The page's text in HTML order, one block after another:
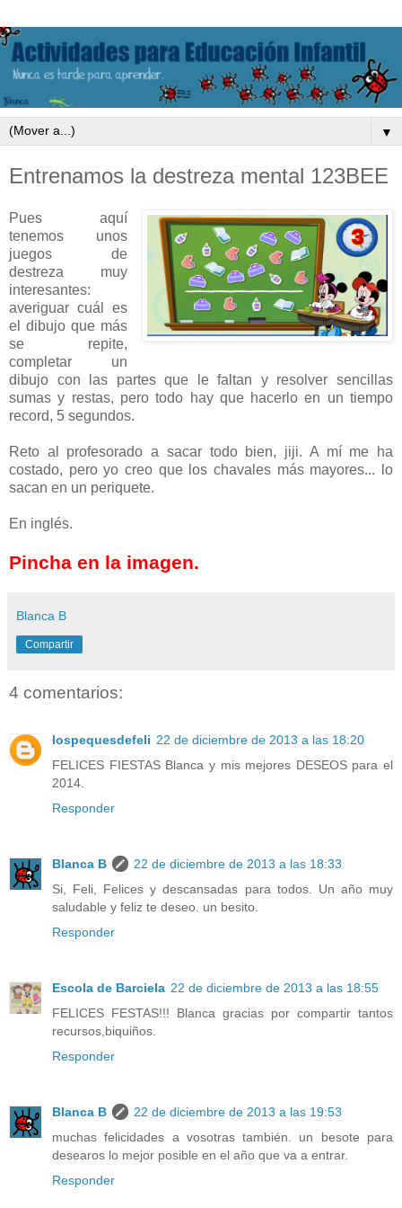
▼
Entrenamos la destreza mental 123BEE
Pues aquí
tenemos unos
juegos de
destreza muy
interesantes:
averiguar cuál es
el dibujo que más
se repite,
completar un
dibujo con las partes que le faltan y resolver sencillas
sumas y restas, pero todo hay que hacerlo en un tiempo
record, 5 segundos.
Reto al profesorado a sacar todo bien, jiji. A mí me ha
costado, pero yo creo que los chavales más mayores... lo
sacan en un periquete.
En inglés.
Pincha en la imagen.
Blanca B
Compartir
4 comentarios:
lospequesdefeli 22 de diciembre de 2013 a las 18:20
FELICES FIESTAS Blanca y mis mejores DESEOS para el
2014.
Responder
Blanca B
22 de diciembre de 2013 a las 18:33
Si, Feli, Felices y descansadas para todos. Un año muy
saludable y feliz te deseo. un besito.
Responder
Escola de Barciela 22 de diciembre de 2013 a las 18:55
FELICES FESTAS!!! Blanca gracias por compartir tantos
recursos,biquiños.
Responder
Blanca B
22 de diciembre de 2013 a las 19:53
muchas felicidades a vosotras también. un besote para
desearos lo mejor posible en el año que va a entrar.
Responder